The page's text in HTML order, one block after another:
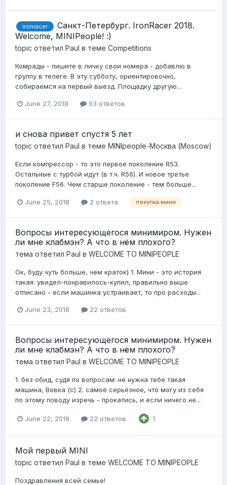
ironracer
Санкт-Петербург. IronRacer 2018.
Welcome, MINIPeople! :)
topic ответил Paul в теме Competitions
Комрады - пишите в личку свои номера - добавлю в
группу в телеге. В эту субботу, ориентировочно,
собираемся на первый выезд. Площадку другую...
June 27, 2018 93 ответов
и снова привет спустя 5 лет
topic ответил Paul в теме MINIpeople-Москва (Moscow)
Если компрессор - то это первое поколение R53.
Остальные с турбой идут (в т.ч. R56). И новое третье
поколение F56. Чем старше поколение - тем больше...
June 25, 2018 2 ответа покупка мини
Вопросы интересующегося минимиром. Нужен
ли мне клабмэн? А что в нём плохого?
тема ответил Paul в WELCOME TO MINIPEOPLE
Ок, буду чуть больше, чем краток) 1. Мини - это история
такая: увидел-понравилось-купил, правильно выше
отписано - если машинка устраивает, то про расходы...
June 23, 2018 22 ответов
Вопросы интересующегося минимиром. Нужен
ли мне клабмэн? А что в нём плохого?
тема ответил Paul в WELCOME TO MINIPEOPLE
1. без обид, судя по вопросам: не нужна тебе такая
машина, Вовка (с) 2. самоё серьёзное, что могу из себя
по этому поводу изречь - прокатись, и если ничего не...
June 22, 2018 22 ответов 1
Мой первый MINI
topic ответил Paul в теме WELCOME TO MINIPEOPLE
Поздравления всей семье!